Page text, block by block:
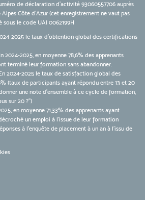
de déclaration d’activité 93060557706 auprès
Côte d’Azur (cet enregistrement ne vaut pas
sous le code UAI 0062199H
2025 le taux d'obtention global des certifications
2024-2025, en moyenne 78,6% des apprenants
terminé leur formation sans abandonner.
2024-2025 le taux de satisfaction global des
(taux de participants ayant répondu entre 13 et 20
une note d’ensemble à ce cycle de formation,
sur 20 ?")
en moyenne 71,33% des apprenants ayant
un emploi à l'issue de leur formation
à l'enquête de placement à un an à l'issu de